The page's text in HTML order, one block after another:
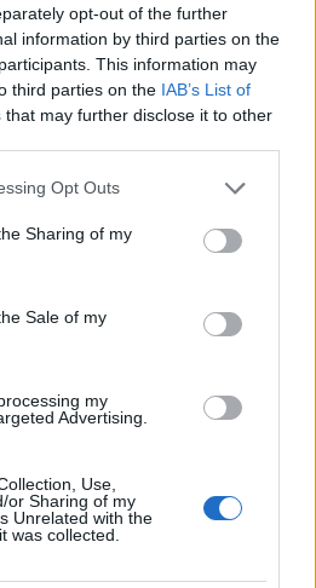
opt-out of the further
information by third parties on the
This information may
third parties on the IAB’s List of
that may further disclose it to other
app uses one or more Google
behaviour. You may click to
and its third-party tags to
purposes in below Google
Opt Outs
Sharing of my
Sale of my
my
Advertising.
Use,
or Sharing of my
Unrelated with the
was collected.
più antica del Tirolo e la